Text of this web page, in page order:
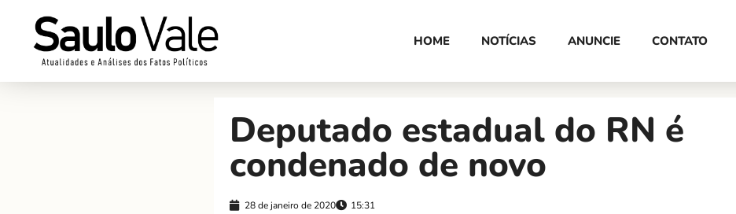
HOME NOTÍCIAS ANUNCIE CONTATO
Deputado estadual do RN é
condenado de novo
28 de janeiro de 2020 15:31